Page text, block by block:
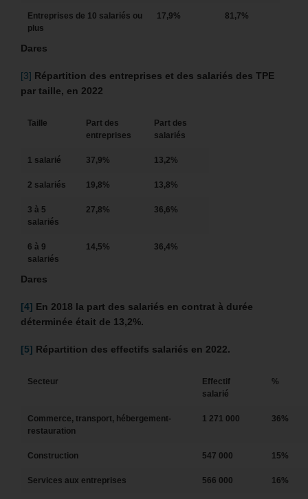
Entreprises de 10 salariés ou
plus
17,9% 81,7%
Dares
[3] Répartition des entreprises et des salariés des TPE
par taille, en 2022
Taille
Part des
entreprises
Part des
salariés
1 salarié 37,9% 13,2%
2 salariés 19,8% 13,8%
3 à 5
salariés
27,8% 36,6%
6 à 9
salariés
14,5% 36,4%
Dares
[4] En 2018 la part des salariés en contrat à durée
déterminée était de 13,2%.
[5] Répartition des effectifs salariés en 2022.
Secteur
Effectif
salarié
%
Commerce, transport, hébergement-
restauration
1 271 000 36%
Construction 547 000 15%
Services aux entreprises 566 000 16%